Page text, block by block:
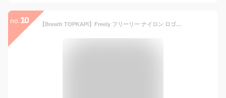
no. 10 【Breath TOPKAPI】Freely フリーリー ナイロン ロゴテープ ショルダーバッグ/サコッシュ(ブルーグレー)